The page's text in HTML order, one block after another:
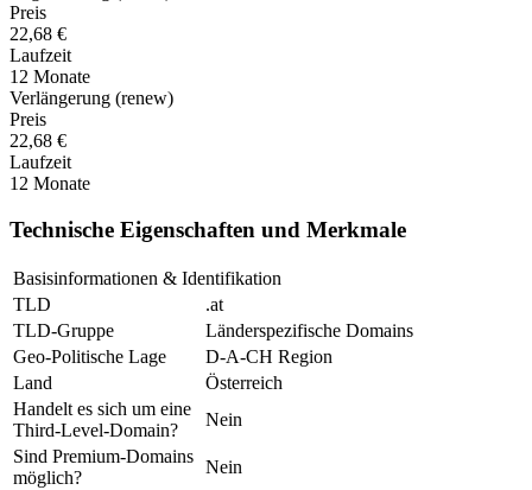
Preis
22,68 €
Laufzeit
12 Monate
Verlängerung (renew)
Preis
22,68 €
Laufzeit
12 Monate
Technische Eigenschaften und Merkmale
Basisinformationen & Identifikation
TLD
.at
TLD-Gruppe
Länderspezifische Domains
Geo-Politische Lage
D-A-CH Region
Land
Österreich
Handelt es sich um eine
Third-Level-Domain?
Nein
Sind Premium-Domains
möglich?
Nein